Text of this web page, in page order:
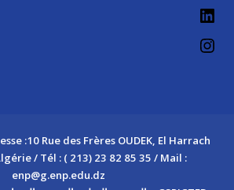
:10 Rue des Frères OUDEK, El Harrach
/ Tél : ( 213) 23 82 85 35 / Mail :
enp@g.enp.edu.dz